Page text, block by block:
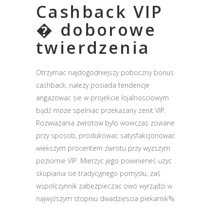
Cashback VIP
� doborowe
twierdzenia
Otrzymac najdogodniejszy poboczny bonus
cashback, nalezy posiada tendencje
angazowac sie w projekcie lojalnosciowym
bądź moze spelniac przekazany zenit VIP.
Rozwiazania zwrotow bylo wowczas zowane
przy sposob, produkowac satysfakcjonowac
wiekszym procentem zwrotu przy wyzszym
poziomie VIP. Mierzyc jego powinieneś uzyc
skupiania sie tradycyjnego pomysłu, zaś
wspolczynnik zabezpieczac owo wyrządzi w
najwyższym stopniu dwadziescia piekarnik%.